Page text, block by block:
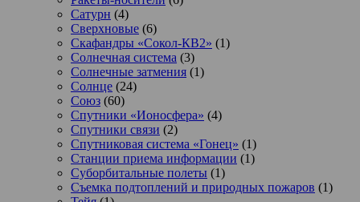
Сатурн (4)
Сверхновые (6)
Скафандры «Сокол-КВ2» (1)
Солнечная система (3)
Солнечные затмения (1)
Солнце (24)
Союз (60)
Спутники «Ионосфера» (4)
Спутники связи (2)
Спутниковая система «Гонец» (1)
Станции приема информации (1)
Суборбитальные полеты (1)
Съемка подтоплений и природных пожаров (1)